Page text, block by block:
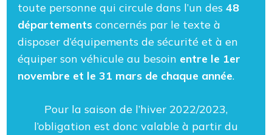
toute personne qui circule dans l’un des48
départements concernés par le texte à
disposer d’équipements de sécurité et à en
équiper son véhicule au besoin entre le 1er
novembre et le 31 mars de chaque année.
Pour la saison de l’hiver 2022/2023,
l’obligation est donc valable à partir du